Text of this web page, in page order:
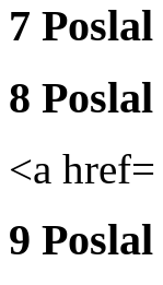
7 Poslal
8 Poslal
<a href=
9 Poslal